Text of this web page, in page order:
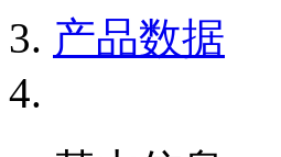
产品数据